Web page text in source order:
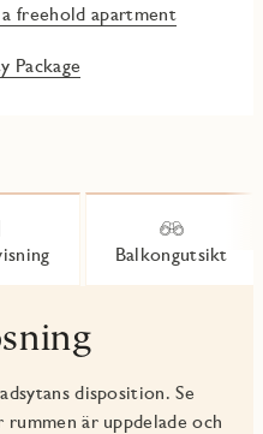
a freehold apartment
Package
Balkongutsikt
disposition. Se
är uppdelade och